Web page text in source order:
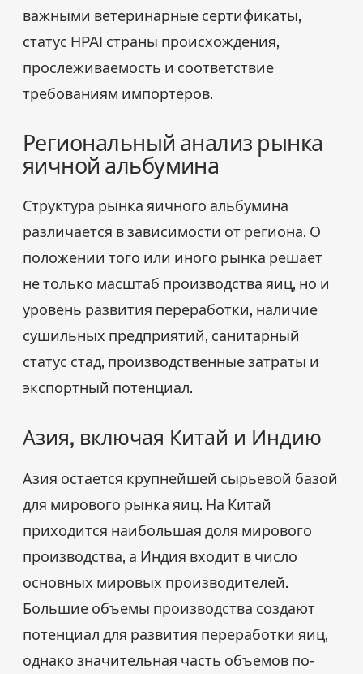
важными ветеринарные сертификаты,
статус HPAI страны происхождения,
прослеживаемость и соответствие
требованиям импортеров.
Региональный анализ рынка
яичной альбумина
Структура рынка яичного альбумина
различается в зависимости от региона. О
положении того или иного рынка решает
не только масштаб производства яиц, но и
уровень развития переработки, наличие
сушильных предприятий, санитарный
статус стад, производственные затраты и
экспортный потенциал.
Азия, включая Китай и Индию
Азия остается крупнейшей сырьевой базой
для мирового рынка яиц. На Китай
приходится наибольшая доля мирового
производства, а Индия входит в число
основных мировых производителей.
Большие объемы производства создают
потенциал для развития переработки яиц,
однако значительная часть объемов по-